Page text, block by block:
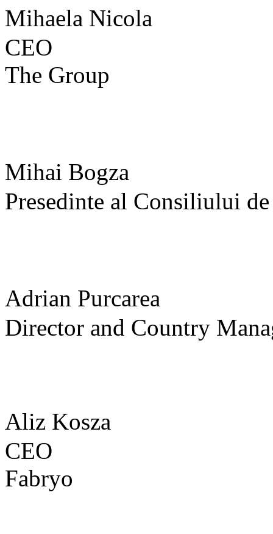
Mihaela Nicola
CEO
The Group
Mihai Bogza
Presedinte al Consiliului
Adrian Purcarea
Director and Country
Aliz Kosza
CEO
Fabryo